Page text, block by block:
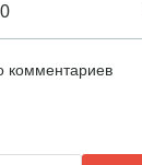
комментариев